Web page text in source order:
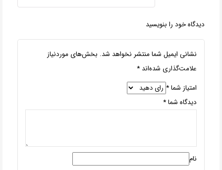
دیدگاه خود را بنویسید
نشانی ایمیل شما منتشر نخواهد شد. بخش‌های موردنیاز
علامت‌گذاری شده‌اند *
امتیاز شما*
دیدگاه شما*
نام